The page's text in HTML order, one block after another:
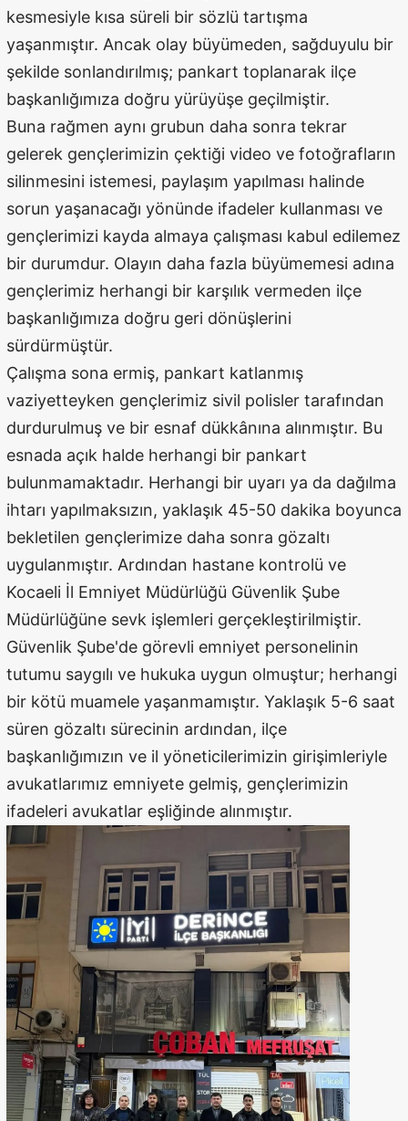
kesmesiyle kısa süreli bir sözlü tartışma
yaşanmıştır. Ancak olay büyümeden, sağduyulu bir
şekilde sonlandırılmış; pankart toplanarak ilçe
başkanlığımıza doğru yürüyüşe geçilmiştir.
Buna rağmen aynı grubun daha sonra tekrar
gelerek gençlerimizin çektiği video ve fotoğrafların
silinmesini istemesi, paylaşım yapılması halinde
sorun yaşanacağı yönünde ifadeler kullanması ve
gençlerimizi kayda almaya çalışması kabul edilemez
bir durumdur. Olayın daha fazla büyümemesi adına
gençlerimiz herhangi bir karşılık vermeden ilçe
başkanlığımıza doğru geri dönüşlerini
sürdürmüştür.
Çalışma sona ermiş, pankart katlanmış
vaziyetteyken gençlerimiz sivil polisler tarafından
durdurulmuş ve bir esnaf dükkânına alınmıştır. Bu
esnada açık halde herhangi bir pankart
bulunmamaktadır. Herhangi bir uyarı ya da dağılma
ihtarı yapılmaksızın, yaklaşık 45-50 dakika boyunca
bekletilen gençlerimize daha sonra gözaltı
uygulanmıştır. Ardından hastane kontrolü ve
Kocaeli İl Emniyet Müdürlüğü Güvenlik Şube
Müdürlüğüne sevk işlemleri gerçekleştirilmiştir.
Güvenlik Şube'de görevli emniyet personelinin
tutumu saygılı ve hukuka uygun olmuştur; herhangi
bir kötü muamele yaşanmamıştır. Yaklaşık 5-6 saat
süren gözaltı sürecinin ardından, ilçe
başkanlığımızın ve il yöneticilerimizin girişimleriyle
avukatlarımız emniyete gelmiş, gençlerimizin
ifadeleri avukatlar eşliğinde alınmıştır.